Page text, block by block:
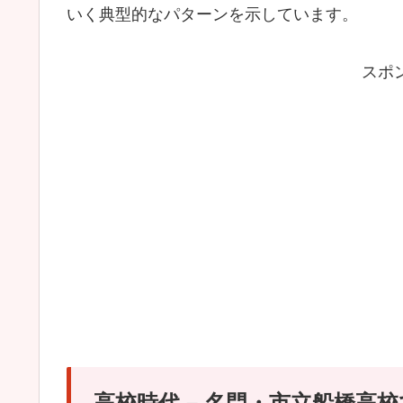
いく典型的なパターンを示しています。
スポ